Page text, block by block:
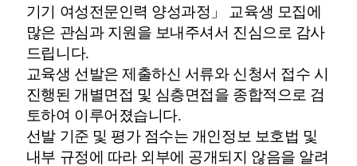
기기 여성전문인력 양성과정」 교육생 모집에
많은 관심과 지원을 보내주셔서 진심으로 감사
드립니다.
교육생 선발은 제출하신 서류와 신청서 접수 시
진행된 개별면접 및 심층면접을 종합적으로 검
토하여 이루어졌습니다.
선발 기준 및 평가 점수는 개인정보 보호법 및
내부 규정에 따라 외부에 공개되지 않음을 알려